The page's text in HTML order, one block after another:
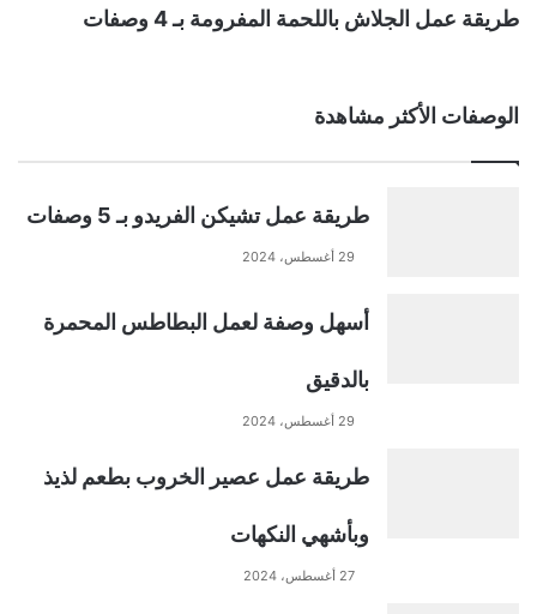
طريقة عمل الجلاش باللحمة المفرومة بـ 4 وصفات
الوصفات الأكثر مشاهدة
طريقة عمل تشيكن الفريدو بـ 5 وصفات
29 أغسطس، 2024
أسهل وصفة لعمل البطاطس المحمرة
بالدقيق
29 أغسطس، 2024
طريقة عمل عصير الخروب بطعم لذيذ
وبأشهي النكهات
27 أغسطس، 2024